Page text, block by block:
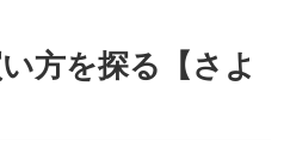
方を探る【さよ